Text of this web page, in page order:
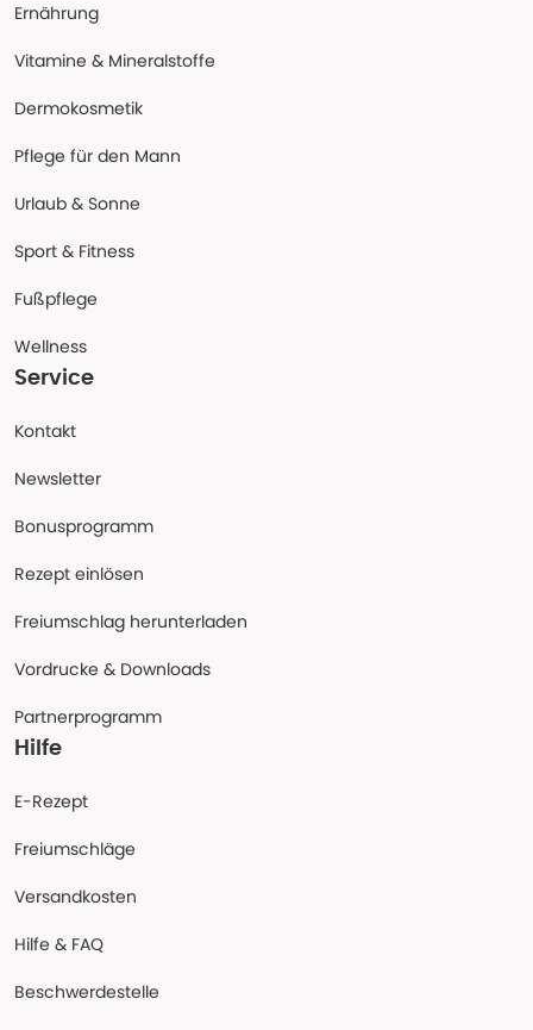
Ernährung
Vitamine & Mineralstoffe
Dermokosmetik
Pflege für den Mann
Urlaub & Sonne
Sport & Fitness
Fußpflege
Wellness
Service
Kontakt
Newsletter
Bonusprogramm
Rezept einlösen
Freiumschlag herunterladen
Vordrucke & Downloads
Partnerprogramm
Hilfe
E-Rezept
Freiumschläge
Versandkosten
Hilfe & FAQ
Beschwerdestelle